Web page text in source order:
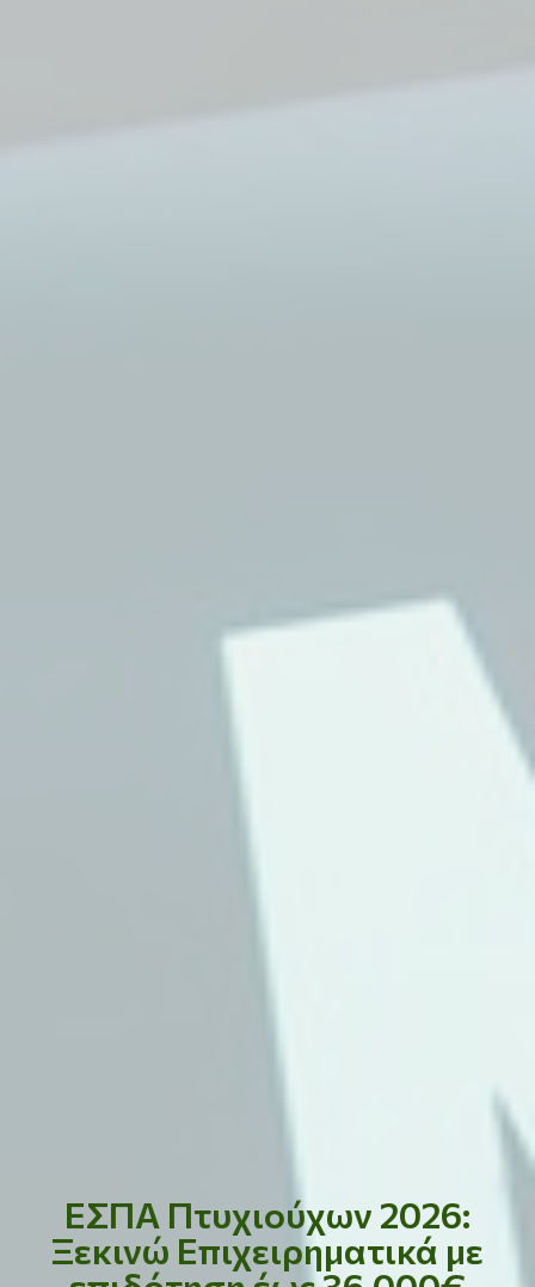
ΕΣΠΑ Πτυχιούχων 2026:
Ξεκινώ Επιχειρηματικά με